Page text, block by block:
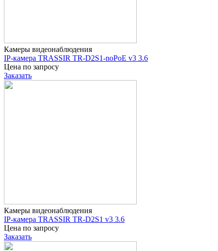
Камеры видеонаблюдения
IP-камера TRASSIR TR-D2S1-noPoE v3 3.6
Цена по запросу
Заказать
Камеры видеонаблюдения
IP-камера TRASSIR TR-D2S1 v3 3.6
Цена по запросу
Заказать